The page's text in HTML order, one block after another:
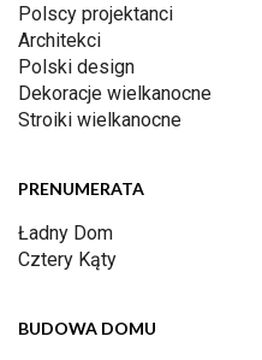
Polscy projektanci
Architekci
Polski design
Dekoracje wielkanocne
Stroiki wielkanocne
PRENUMERATA
Ładny Dom
Cztery Kąty
BUDOWA DOMU